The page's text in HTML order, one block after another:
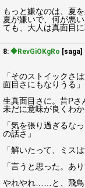
もっと嫌なのは、夏
夏が嫌いで、何が悪
ても、大人は真面目
8: ◆RevGiOKgRo [saga]
「そのストイックさ
面目さにもなりうる」
生真面目さに。昔Pさ
未だに意味が良くわか
「気を張り過ぎるな
の話さ」
「解いたって、ミス
「言うと思った。あ
やれやれ……と、飛鳥